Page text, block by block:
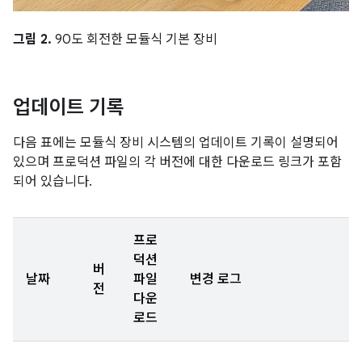
그림 2. 90도 회전한 모듈식 기본 장비
업데이트 기록
다음 표에는 모듈식 장비 시스템의 업데이트 기록이 설명되어
있으며 프로덕션 파일의 각 버전에 대한 다운로드 링크가 포함
되어 있습니다.
날짜
버
전
프로
덕션
파일
다운
로드
변경 로그